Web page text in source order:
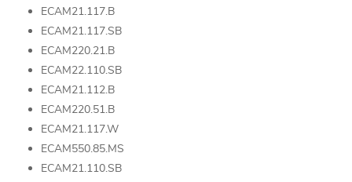
ECAM21.117.B
ECAM21.117.SB
ECAM220.21.B
ECAM22.110.SB
ECAM21.112.B
ECAM220.51.B
ECAM21.117.W
ECAM550.85.MS
ECAM21.110.SB